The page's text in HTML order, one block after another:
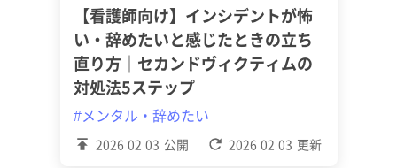
2026.02.03 公開 2026.02.03 更新
【看護師向け】インシデントが怖
い・辞めたいと感じたときの立ち
直り方｜セカンドヴィクティムの
対処法5ステップ
#メンタル・辞めたい